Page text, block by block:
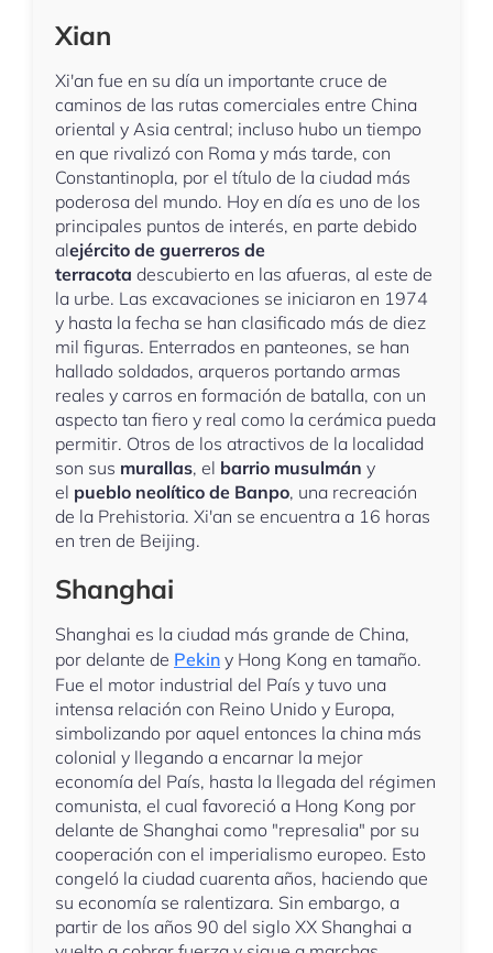
Xian
Xi'an fue en su día un importante cruce de
caminos de las rutas comerciales entre China
oriental y Asia central; incluso hubo un tiempo
en que rivalizó con Roma y más tarde, con
Constantinopla, por el título de la ciudad más
poderosa del mundo. Hoy en día es uno de los
principales puntos de interés, en parte debido
alejército de guerreros de
terracota descubierto en las afueras, al este de
la urbe. Las excavaciones se iniciaron en 1974
y hasta la fecha se han clasificado más de diez
mil figuras. Enterrados en panteones, se han
hallado soldados, arqueros portando armas
reales y carros en formación de batalla, con un
aspecto tan fiero y real como la cerámica pueda
permitir. Otros de los atractivos de la localidad
son sus murallas, el barrio musulmán y
el pueblo neolítico de Banpo, una recreación
de la Prehistoria. Xi'an se encuentra a 16 horas
en tren de Beijing.
Shanghai
Shanghai es la ciudad más grande de China,
por delante de Pekin y Hong Kong en tamaño.
Fue el motor industrial del País y tuvo una
intensa relación con Reino Unido y Europa,
simbolizando por aquel entonces la china más
colonial y llegando a encarnar la mejor
economía del País, hasta la llegada del régimen
comunista, el cual favoreció a Hong Kong por
delante de Shanghai como "represalia" por su
cooperación con el imperialismo europeo. Esto
congeló la ciudad cuarenta años, haciendo que
su economía se ralentizara. Sin embargo, a
partir de los años 90 del siglo XX Shanghai a